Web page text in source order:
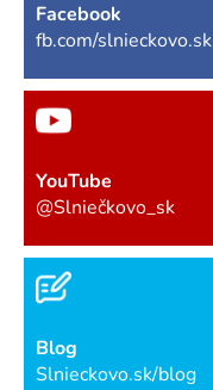
Facebook
fb.com/slnieckovo.sk
YouTube
@Slniečkovo_sk
Blog
Slnieckovo.sk/blog